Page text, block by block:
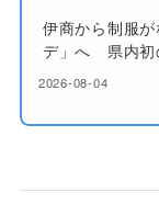
伊商から制服
デ」へ 県内初
2026-08-04